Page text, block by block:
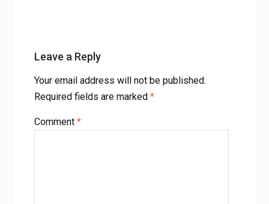
Leave a Reply
Your email address will not be published.
Required fields are marked *
Comment *